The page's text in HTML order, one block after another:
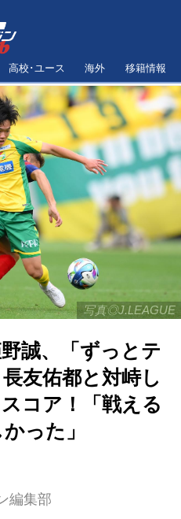
高校･ユース 海外 移籍情報
写真◎J.LEAGUE
誠、「ずっとテ
友佑都と対峙し
コア！「戦える
った」
編集部